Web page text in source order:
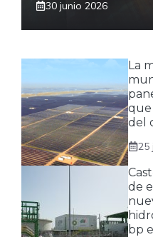
30 junio 2026
La
que
del
25
de
bp